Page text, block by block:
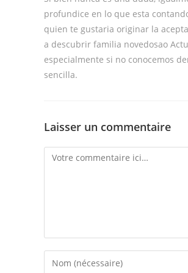
profundice en lo que esta
quien te gustaria originar la
a descubrir familia novedosao
especialmente si no conocemos
sencilla.
Laisser un commentaire
Comment
Enter